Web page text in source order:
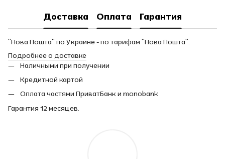
Доставка Оплата Гарантия
"Нова Пошта" по Украине - по тарифам "Нова Пошта".
Подробнее о доставке
Наличными при получении
Кредитной картой
Оплата частями ПриватБанк и monobank
Гарантия 12 месяцев.